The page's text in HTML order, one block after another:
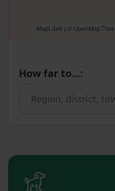
MapLibre | © OpenMapTiles
How far to…: